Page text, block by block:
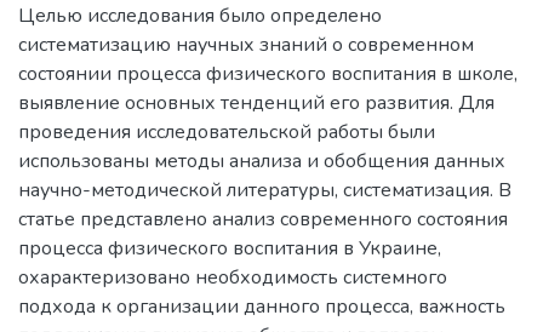
Целью исследования было определено
систематизацию научных знаний о современном
состоянии процесса физического воспитания в школе,
выявление основных тенденций его развития. Для
проведения исследовательской работы были
использованы методы анализа и обобщения данных
научно-методической литературы, систематизация. В
статье представлено анализ современного состояния
процесса физического воспитания в Украине,
охарактеризовано необходимость системного
подхода к организации данного процесса, важность